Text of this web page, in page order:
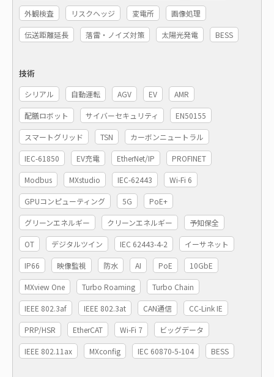
外観検査 リスクヘッジ 変電所 画像処理
伝送距離延長 落雷・ノイズ対策 太陽光発電 BESS
技術
シリアル 自動運転 AGV EV AMR
配膳ロボット サイバーセキュリティ EN50155
スマートグリッド TSN カーボンニュートラル
IEC-61850 EV充電 EtherNet/IP PROFINET
Modbus MXstudio IEC-62443 Wi-Fi 6
GPUコンピューティング 5G PoE+
グリーンエネルギー クリーンエネルギー 予知保全
OT デジタルツイン IEC 62443-4-2 イーサネット
IP66 映像監視 防水 AI PoE 10GbE
MXview One Turbo Roaming Turbo Chain
IEEE 802.3af IEEE 802.3at CAN通信 CC-Link IE
PRP/HSR EtherCAT Wi-Fi 7 ビッグデータ
IEEE 802.11ax MXconfig IEC 60870-5-104 BESS